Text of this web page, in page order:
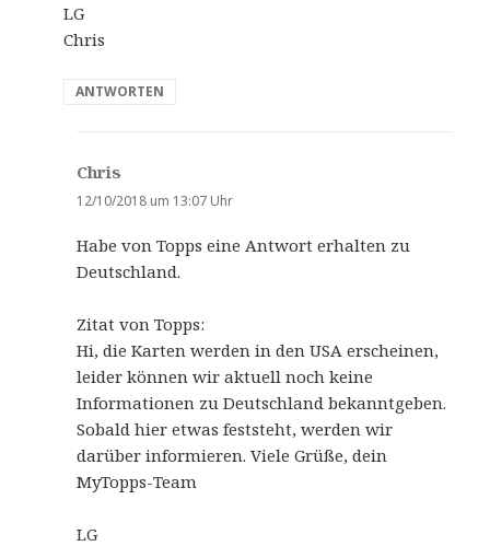
LG
Chris
ANTWORTEN
Chris
a
t
:
12/10/2018 um 13:07 Uhr
Habe von Topps eine Antwort erhalten zu
Deutschland.
Zitat von Topps:
Hi, die Karten werden in den USA erscheinen,
leider können wir aktuell noch keine
Informationen zu Deutschland bekanntgeben.
Sobald hier etwas feststeht, werden wir
darüber informieren. Viele Grüße, dein
MyTopps-Team
LG